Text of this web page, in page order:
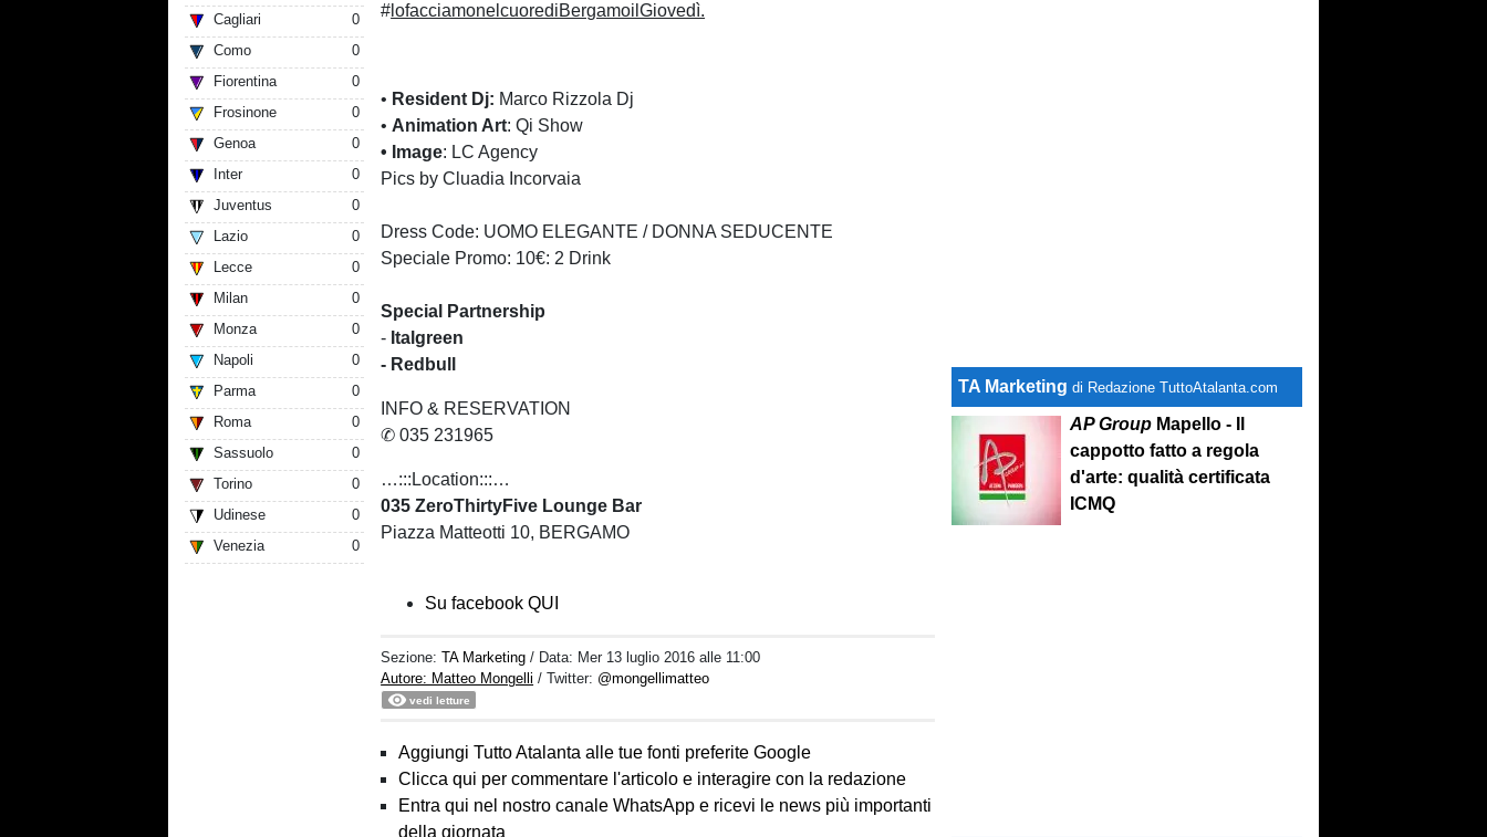
Cagliari
0
Como
0
Fiorentina
0
Frosinone
0
Genoa
0
Inter
0
Juventus
0
Lazio
0
Lecce
0
Milan
0
Monza
0
Napoli
0
Parma
0
Roma
0
Sassuolo
0
Torino
0
Udinese
0
Venezia
0
# lofacciamonelcuorediBergamoilGiovedì.
• Resident Dj: Marco Rizzola Dj
• Animation Art: Qi Show
• Image: LC Agency
Pics by Cluadia Incorvaia
Dress Code: UOMO ELEGANTE / DONNA SEDUCENTE
Speciale Promo: 10€: 2 Drink
Special Partnership
- Italgreen
- Redbull
INFO & RESERVATION
✆ 035 231965
…:::Location:::…
035 ZeroThirtyFive Lounge Bar
Piazza Matteotti 10, BERGAMO
Su facebook QUI
Sezione:TA Marketing / Data: Mer 13 luglio 2016 alle 11:00
Autore: Matteo Mongelli / Twitter: @mongellimatteo
vedi letture
Aggiungi Tutto Atalanta alle tue fonti preferite Google
Clicca qui per commentare l'articolo e interagire con la redazione
Entra qui nel nostro canale WhatsApp e ricevi le news più importanti
della giornata
TA Marketing di Redazione TuttoAtalanta.com
AP Group Mapello - Il
cappotto fatto a regola
d'arte: qualità certificata
ICMQ